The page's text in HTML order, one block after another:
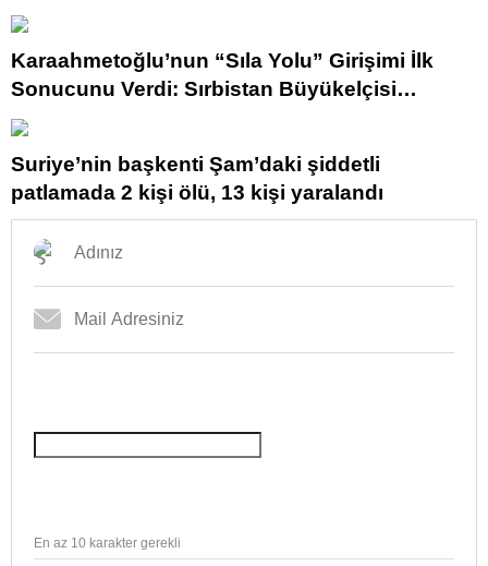
yaralandı
Karaahmetoğlu’nun “Sıla Yolu” Girişimi İlk
Sonucunu Verdi: Sırbistan Büyükelçisi
Harekete Geçti
Suriye’nin başkenti Şam’daki şiddetli
patlamada 2 kişi ölü, 13 kişi yaralandı
En az 10 karakter gerekli